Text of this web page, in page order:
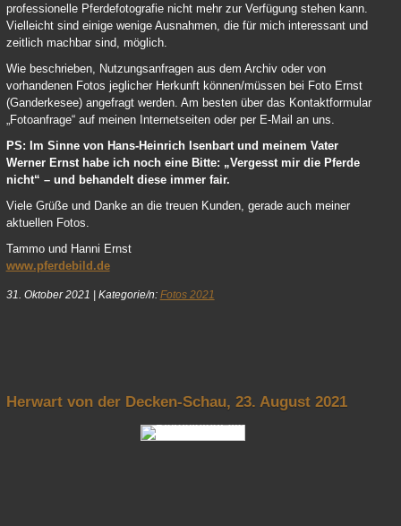
professionelle Pferdefotografie nicht mehr zur Verfügung stehen kann.
Vielleicht sind einige wenige Ausnahmen, die für mich interessant und
zeitlich machbar sind, möglich.
Wie beschrieben, Nutzungsanfragen aus dem Archiv oder von
vorhandenen Fotos jeglicher Herkunft können/müssen bei Foto Ernst
(Ganderkesee) angefragt werden. Am besten über das Kontaktformular
„Fotoanfrage“ auf meinen Internetseiten oder per E-Mail an uns.
PS: Im Sinne von Hans-Heinrich Isenbart und meinem Vater
Werner Ernst habe ich noch eine Bitte: „Vergesst mir die Pferde
nicht“ – und behandelt diese immer fair.
Viele Grüße und Danke an die treuen Kunden, gerade auch meiner
aktuellen Fotos.
Tammo und Hanni Ernst
www.pferdebild.de
31. Oktober 2021 Kategorie/n: Fotos 2021
Herwart von der Decken-Schau, 23. August 2021